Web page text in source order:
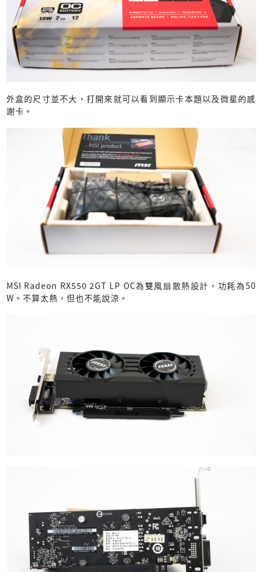
外盒的尺寸並不大，打開來就可以看到顯示卡本題以及微星的感
謝卡。
MSI Radeon RX550 2GT LP OC為雙風扇散熱設計，功耗為50
W。不算太熱，但也不能說涼。